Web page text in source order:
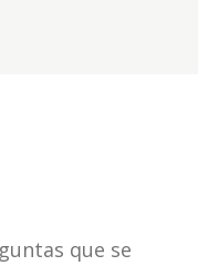
que se